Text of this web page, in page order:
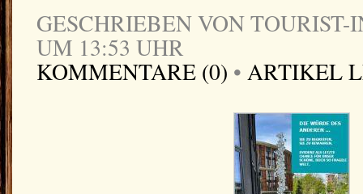
GESCHRIEBEN VON TOURIST-
UM 13:53 UHR
KOMMENTARE (0) • ARTIKEL